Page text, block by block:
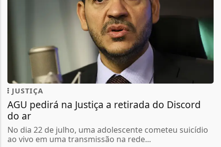
JUSTIÇA
AGU pedirá na Justiça a retirada do Discord
do ar
No dia 22 de julho, uma adolescente cometeu suicídio
ao vivo em uma transmissão na rede...